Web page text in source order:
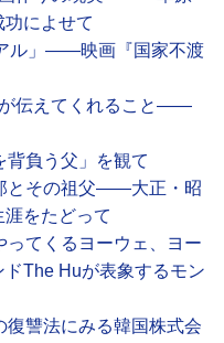
によせて
ル」――映画『国家不渡
伝えてくれること――
負う父」を観て
とその祖父――大正・昭
をたどって
てくるヨーウェ、ヨー
The Huが表象するモン
讐法にみる韓国株式会